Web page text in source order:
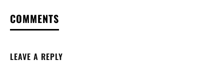
COMMENTS
LEAVE A REPLY